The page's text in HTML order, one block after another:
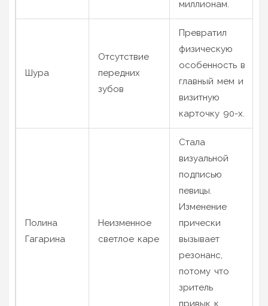
миллионам.
Шура
Отсутствие
передних
зубов
Превратил
физическую
особенность в
главный мем и
визитную
карточку 90-х.
Полина
Гагарина
Неизменное
светлое каре
Стала
визуальной
подписью
певицы.
Изменение
прически
вызывает
резонанс,
потому что
зритель
привык к